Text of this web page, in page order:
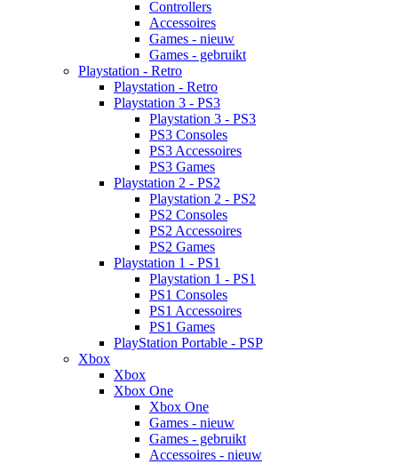
Controllers
Accessoires
Games - nieuw
Games - gebruikt
Playstation - Retro
Playstation - Retro
Playstation 3 - PS3
Playstation 3 - PS3
PS3 Consoles
PS3 Accessoires
PS3 Games
Playstation 2 - PS2
Playstation 2 - PS2
PS2 Consoles
PS2 Accessoires
PS2 Games
Playstation 1 - PS1
Playstation 1 - PS1
PS1 Consoles
PS1 Accessoires
PS1 Games
PlayStation Portable - PSP
Xbox
Xbox
Xbox One
Xbox One
Games - nieuw
Games - gebruikt
Accessoires - nieuw